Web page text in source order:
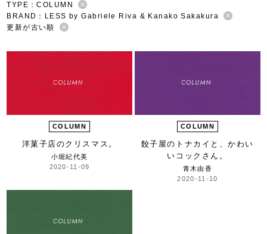
TYPE：COLUMN
BRAND：LESS by Gabriele Riva & Kanako Sakakura
更新が古い順
COLUMN
洋菓子店のクリスマス。
小堀紀代美
2020-11-09
COLUMN
餃子屋のトナカイと、かわい
いコックさん。
青木由香
2020-11-10